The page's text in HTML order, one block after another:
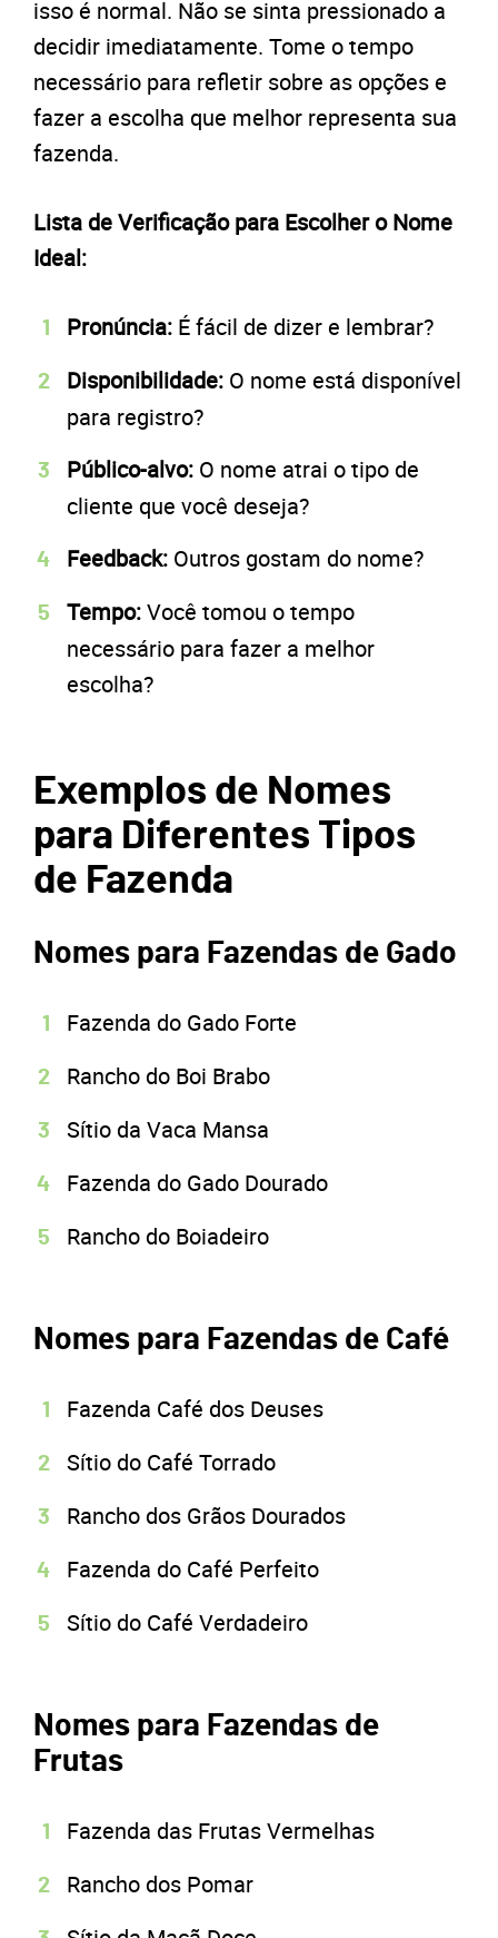
isso é normal. Não se sinta pressionado a
decidir imediatamente. Tome o tempo
necessário para refletir sobre as opções e
fazer a escolha que melhor representa sua
fazenda.
Lista de Verificação para Escolher o Nome
Ideal:
Pronúncia: É fácil de dizer e lembrar?
Disponibilidade: O nome está disponível
para registro?
Público-alvo: O nome atrai o tipo de
cliente que você deseja?
Feedback: Outros gostam do nome?
Tempo:Você tomou o tempo
necessário para fazer a melhor
escolha?
Exemplos de Nomes
para Diferentes Tipos
de Fazenda
Nomes para Fazendas de Gado
Fazenda do Gado Forte
Rancho do Boi Brabo
Sítio da Vaca Mansa
Fazenda do Gado Dourado
Rancho do Boiadeiro
Nomes para Fazendas de Café
Fazenda Café dos Deuses
Sítio do Café Torrado
Rancho dos Grãos Dourados
Fazenda do Café Perfeito
Sítio do Café Verdadeiro
Nomes para Fazendas de
Frutas
Fazenda das Frutas Vermelhas
Rancho dos Pomar